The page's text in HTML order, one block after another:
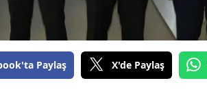
Paylaş X'de Paylaş